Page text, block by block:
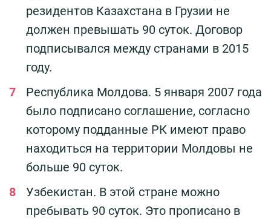
резидентов Казахстана в Грузии не
должен превышать 90 суток. Договор
подписывался между странами в 2015
году.
Республика Молдова. 5 января 2007 года
было подписано соглашение, согласно
которому подданные РК имеют право
находиться на территории Молдовы не
больше 90 суток.
Узбекистан. В этой стране можно
пребывать 90 суток. Это прописано в